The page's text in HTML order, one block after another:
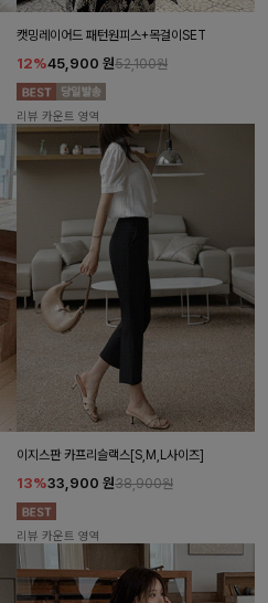
캣밍레이어드 패턴원피스+목걸이SET
12%45,900 원52,100원
리뷰 카운트 영역
이지스판 카프리슬랙스[S,M,L사이즈]
13%33,900 원38,900원
리뷰 카운트 영역